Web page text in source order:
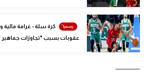
في المونديال
رياضة نسائية
كرة سلة - غرامة مالية
عقوبات بسبب "تجاوزات جماهير